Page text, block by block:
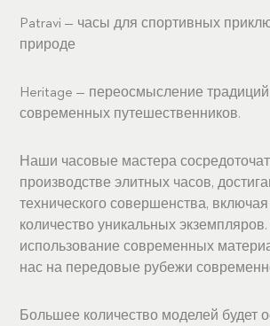
Patravi — часы для спортивных
природе
Heritage — переосмысление
современных путешественников.
Наши часовые мастера
производстве элитных часов,
технического совершенства,
количество уникальных
использование современных
нас на передовые рубежи
Большее количество моделей будет